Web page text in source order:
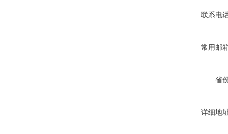
联系电
常用邮
省
详细地